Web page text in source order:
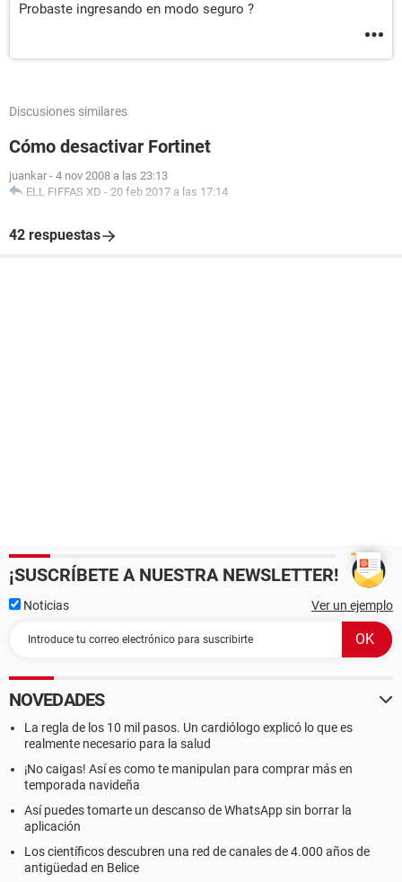
Probaste ingresando en modo seguro ?
Discusiones similares
Cómo desactivar Fortinet
juankar - 4 nov 2008 a las 23:13
ELL FIFFAS XD - 20 feb 2017 a las 17:14
42 respuestas
¡SUSCRÍBETE A NUESTRA NEWSLETTER!
Noticias Ver un ejemplo
NOVEDADES
La regla de los 10 mil pasos. Un cardiólogo explicó lo que es
realmente necesario para la salud
¡No caigas! Así es como te manipulan para comprar más en
temporada navideña
Así puedes tomarte un descanso de WhatsApp sin borrar la
aplicación
Los científicos descubren una red de canales de 4.000 años de
antigüedad en Belice